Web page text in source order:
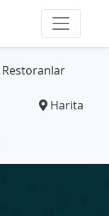
Restoranlar
Harita